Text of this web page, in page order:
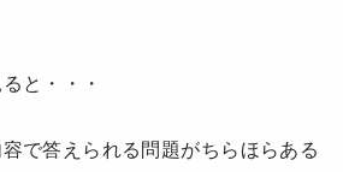
と・・・
で答えられる問題がちらほらある